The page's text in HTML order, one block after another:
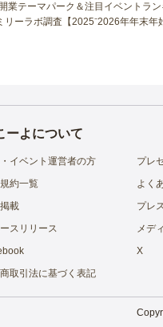
業テーマパーク＆注目イベントラ
リーラボ調査【2025⁻2026年年末
ーよについて
イベント運営者の方
プレ
約一覧
よく
載
プレ
スリリース
メデ
X
取引法に基づく表記